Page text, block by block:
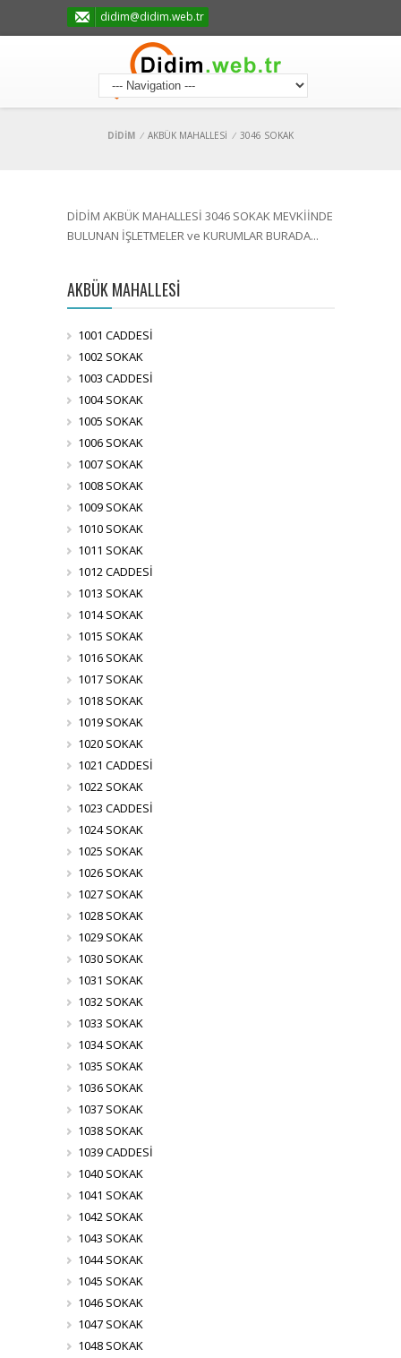
didim@didim.web.tr
DİDİM / AKBÜK MAHALLESİ / 3046 SOKAK
DİDİM AKBÜK MAHALLESİ 3046 SOKAK MEVKİİNDE
BULUNAN İŞLETMELER ve KURUMLAR BURADA...
AKBÜK MAHALLESİ
1001 CADDESİ
1002 SOKAK
1003 CADDESİ
1004 SOKAK
1005 SOKAK
1006 SOKAK
1007 SOKAK
1008 SOKAK
1009 SOKAK
1010 SOKAK
1011 SOKAK
1012 CADDESİ
1013 SOKAK
1014 SOKAK
1015 SOKAK
1016 SOKAK
1017 SOKAK
1018 SOKAK
1019 SOKAK
1020 SOKAK
1021 CADDESİ
1022 SOKAK
1023 CADDESİ
1024 SOKAK
1025 SOKAK
1026 SOKAK
1027 SOKAK
1028 SOKAK
1029 SOKAK
1030 SOKAK
1031 SOKAK
1032 SOKAK
1033 SOKAK
1034 SOKAK
1035 SOKAK
1036 SOKAK
1037 SOKAK
1038 SOKAK
1039 CADDESİ
1040 SOKAK
1041 SOKAK
1042 SOKAK
1043 SOKAK
1044 SOKAK
1045 SOKAK
1046 SOKAK
1047 SOKAK
1048 SOKAK